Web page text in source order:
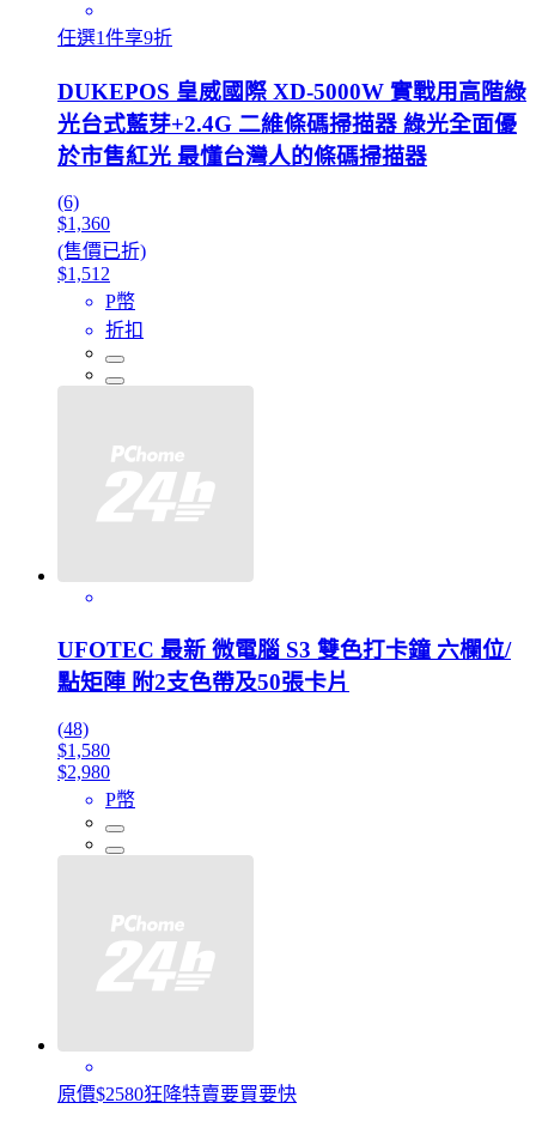
任選1件享9折
DUKEPOS 皇威國際 XD-5000W 實戰用高階綠
光台式藍芽+2.4G 二維條碼掃描器 綠光全面優
於市售紅光 最懂台灣人的條碼掃描器
(6)
$1,360
(售價已折)
$1,512
P幣
折扣
UFOTEC 最新 微電腦 S3 雙色打卡鐘 六欄位/
點矩陣 附2支色帶及50張卡片
(48)
$1,580
$2,980
P幣
原價$2580狂降特賣要買要快